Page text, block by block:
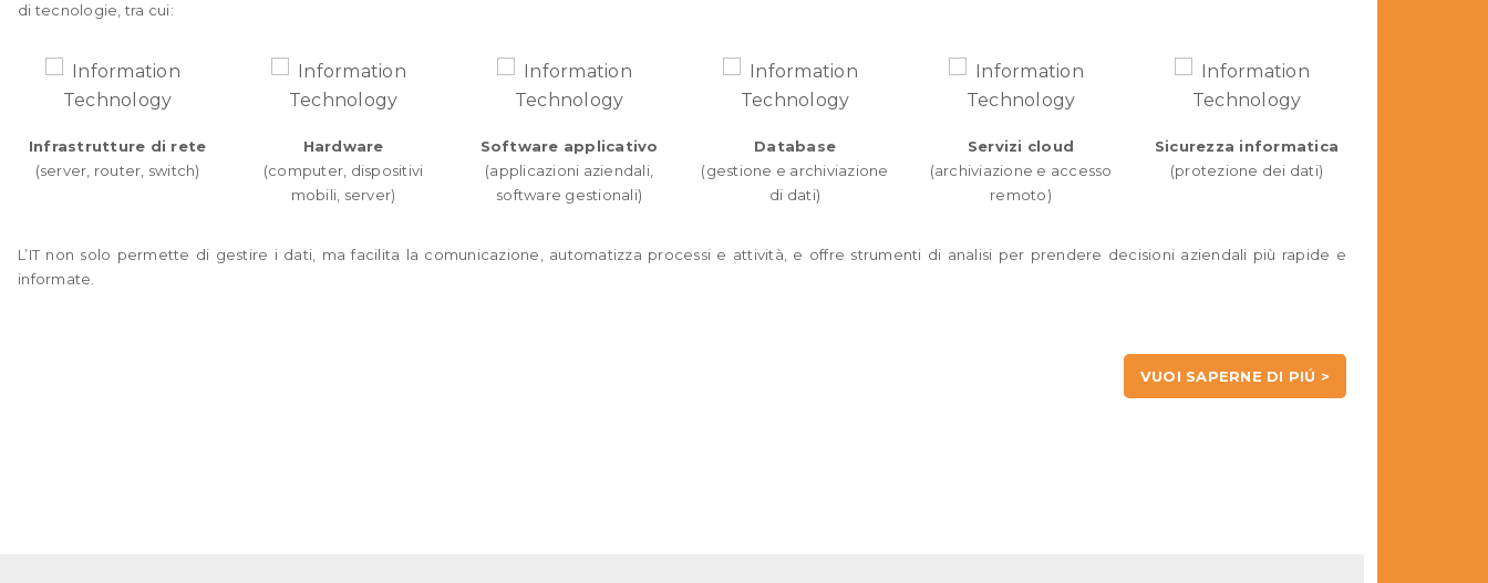
di tecnologie, tra cui:
Infrastrutture di rete
(server, router, switch)
Hardware
(computer, dispositivi
mobili, server)
Software applicativo
(applicazioni aziendali,
software gestionali)
Database
(gestione e archiviazione
di dati)
Servizi cloud
(archiviazione e accesso
remoto)
Sicurezza informatica
(protezione dei dati)
L’IT non solo permette di gestire i dati, ma facilita la comunicazione, automatizza processi e attività, e offre strumenti di analisi per prendere decisioni aziendali più rapide e
informate.
VUOI SAPERNE DI PIÚ >